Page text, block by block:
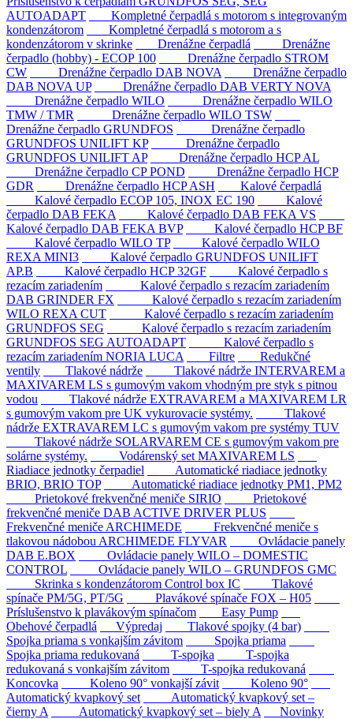
AUTOADAPT
Kompletné čerpadlá s motorom s integrovaným
kondenzátorom
Kompletné čerpadlá s motorom a s
kondenzátorom v skrinke
Drenážne čerpadlá
Drenážne
čerpadlo (hobby) - ECOP 100
Drenážne čerpadlo STROM
CW
Drenážne čerpadlo DAB NOVA
Drenážne čerpadlo
DAB NOVA UP
Drenážne čerpadlo DAB VERTY NOVA
Drenážne čerpadlo WILO
Drenážne čerpadlo WILO
TMW / TMR
Drenážne čerpadlo WILO TSW
Drenážne čerpadlo GRUNDFOS
Drenážne čerpadlo
GRUNDFOS UNILIFT KP
Drenážne čerpadlo
GRUNDFOS UNILIFT AP
Drenážne čerpadlo HCP AL
Drenážne čerpadlo CP POND
Drenážne čerpadlo HCP
GDR
Drenážne čerpadlo HCP ASH
Kalové čerpadlá
Kalové čerpadlo ECOP 105, INOX EC 190
Kalové
čerpadlo DAB FEKA
Kalové čerpadlo DAB FEKA VS
Kalové čerpadlo DAB FEKA BVP
Kalové čerpadlo HCP BF
Kalové čerpadlo WILO TP
Kalové čerpadlo WILO
REXA MINI3
Kalové čerpadlo GRUNDFOS UNILIFT
AP.B
Kalové čerpadlo HCP 32GF
Kalové čerpadlo s
rezacím zariadením
Kalové čerpadlo s rezacím zariadením
DAB GRINDER FX
Kalové čerpadlo s rezacím zariadením
WILO REXA CUT
Kalové čerpadlo s rezacím zariadením
GRUNDFOS SEG
Kalové čerpadlo s rezacím zariadením
GRUNDFOS SEG AUTOADAPT
Kalové čerpadlo s
rezacím zariadením NORIA LUCA
Filtre
Redukčné
ventily
Tlakové nádrže
Tlakové nádrže INTERVAREM a
MAXIVAREM LS s gumovým vakom vhodným pre styk s pitnou
vodou
Tlakové nádrže EXTRAVAREM a MAXIVAREM LR
s gumovým vakom pre UK vykurovacie systémy.
Tlakové
nádrže EXTRAVAREM LC s gumovým vakom pre systémy TUV
Tlakové nádrže SOLARVAREM CE s gumovým vakom pre
solárne systémy.
Vodárenský set MAXIVAREM LS
Riadiace jednotky čerpadiel
Automatické riadiace jednotky
BRIO, BRIO TOP
Automatické riadiace jednotky PM1, PM2
Prietokové frekvenčné meniče SIRIO
Prietokové
frekvenčné meniče DAB ACTIVE DRIVER PLUS
Frekvenčné meniče ARCHIMEDE
Frekvenčné meniče s
tlakovou nádobou ARCHIMEDE FLYVAR
Ovládacie panely
DAB E.BOX
Ovládacie panely WILO – DOMESTIC
CONTROL
Ovládacie panely WILO – GRUNDFOS GMC
Skrinka s kondenzátorom Control box IC
Tlakové
spínače PM/5G, PT/5G
Plavákové spínače FOX – H05
Príslušenstvo k plavákovým spínačom
Easy Pump
Obehové čerpadlá
Výpredaj
Tlakové spojky (4 bar)
Spojka priama s vonkajším závitom
Spojka priama
Spojka priama redukovaná
T-spojka
T-spojka
redukovaná s vonkajším závitom
T-spojka redukovaná
Koncovka
Koleno 90° vonkajší závit
Koleno 90°
Automatický kvapkový set
Automatický kvapkový set –
čierny A
Automatický kvapkový set – biely A Novinky